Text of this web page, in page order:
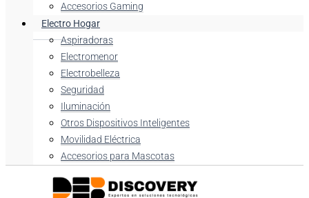
Accesorios Gaming
Electro Hogar
Aspiradoras
Electromenor
Electrobelleza
Seguridad
Iluminación
Otros Dispositivos Inteligentes
Movilidad Eléctrica
Accesorios para Mascotas